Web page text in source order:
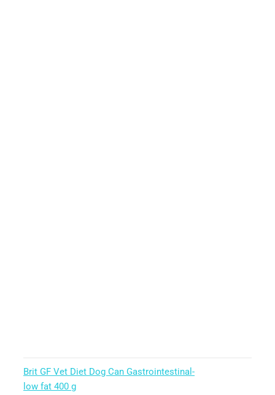
Brit GF Vet Diet Dog Can Gastrointestinal-
low fat 400 g